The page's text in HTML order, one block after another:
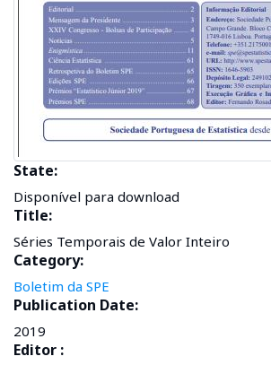
State:
Disponível para download
Title:
Séries Temporais de Valor Inteiro
Category:
Boletim da SPE
Publication Date:
2019
Editor :